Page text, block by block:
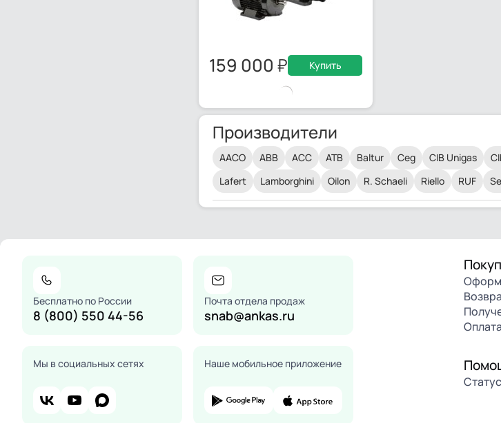
159 000 Купить
Производители
AACO ABB ACC ATB Baltur Ceg CIB Unigas
Lafert
Lamborghini Oilon R. Schaeli Riello RUF
Бесплатно по России
8 (800) 550 44-56
Почта отдела продаж
snab@ankas.ru
Мы в социальных сетях Наше мобильное приложение
Оплата